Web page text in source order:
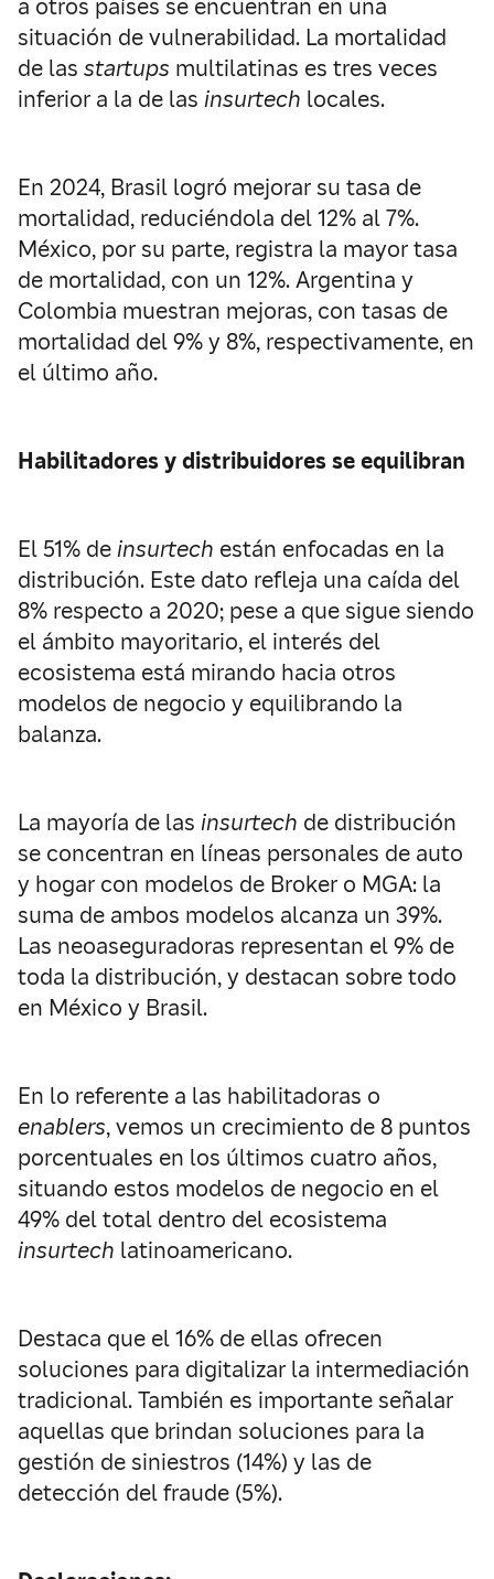
a otros países se encuentran en una
situación de vulnerabilidad. La mortalidad
de las startups multilatinas es tres veces
inferior a la de las insurtech locales.
En 2024, Brasil logró mejorar su tasa de
mortalidad, reduciéndola del 12% al 7%.
México, por su parte, registra la mayor tasa
de mortalidad, con un 12%. Argentina y
Colombia muestran mejoras, con tasas de
mortalidad del 9% y 8%, respectivamente, en
el último año.
Habilitadores y distribuidores se equilibran
El 51% deinsurtech están enfocadas en la
distribución. Este dato refleja una caída del
8% respecto a 2020; pese a que sigue siendo
el ámbito mayoritario, el interés del
ecosistema está mirando hacia otros
modelos de negocio y equilibrando la
balanza.
La mayoría de las insurtech de distribución
se concentran en líneas personales de auto
y hogar con modelos de Broker o MGA: la
suma de ambos modelos alcanza un 39%.
Las neoaseguradoras representan el 9% de
toda la distribución, y destacan sobre todo
en México y Brasil.
En lo referente a las habilitadoras o
enablers, vemos un crecimiento de 8 puntos
porcentuales en los últimos cuatro años,
situando estos modelos de negocio en el
49% del total dentro del ecosistema
insurtech latinoamericano.
Destaca que el 16% de ellas ofrecen
soluciones para digitalizar la intermediación
tradicional. También es importante señalar
aquellas que brindan soluciones para la
gestión de siniestros (14%) y las de
detección del fraude (5%).